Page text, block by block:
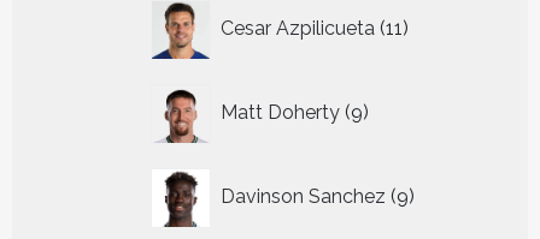
Cesar Azpilicueta 11
producten
Matt Doherty 9
producten
Davinson Sanchez 9
producten